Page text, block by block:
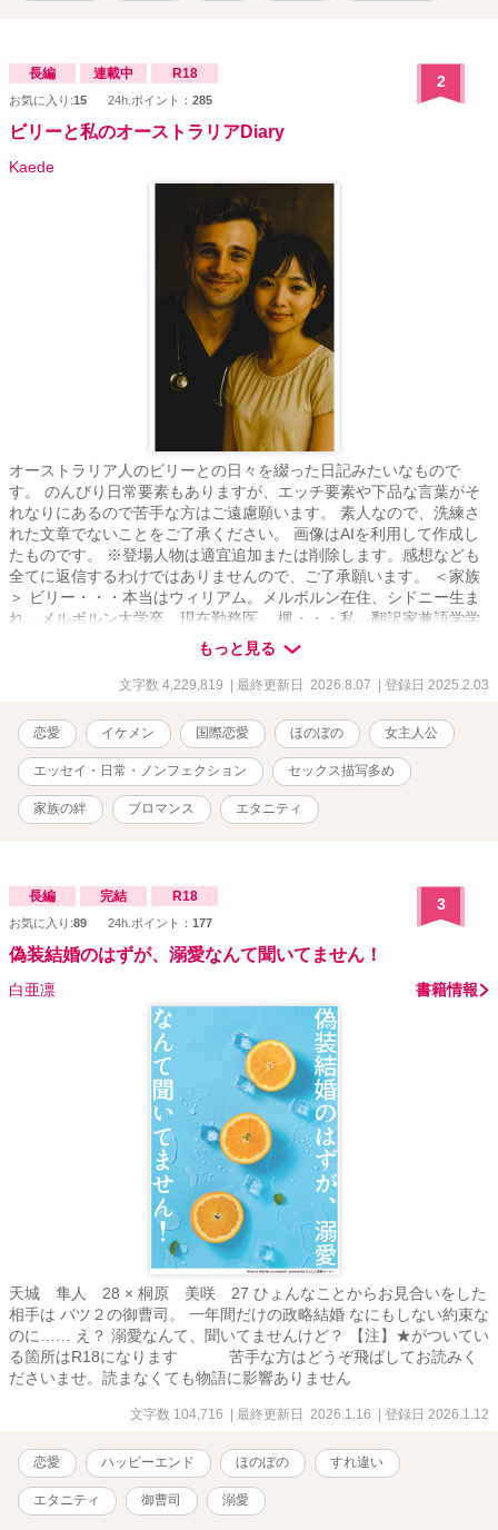
長編 連載中 R18
お気に入り:15 24h.ポイント： 285
2
ビリーと私のオーストラリアDiary
Kaede
オーストラリア人のビリーとの日々を綴った日記みたいなもので
す。 のんびり日常要素もありますが、エッチ要素や下品な言葉がそ
れなりにあるので苦手な方はご遠慮願います。 素人なので、洗練さ
れた文章でないことをご了承ください。 画像はAIを利用して作成し
たものです。 ※登場人物は適宜追加または削除します。感想なども
全てに返信するわけではありませんので、ご了承願います。 ＜家族
＞ ビリー・・・本当はウィリアム。メルボルン在住、シドニー生ま
れ。メルボルン大学卒、現在勤務医。 楓・・・私。翻訳家兼語学学
校の事務員。ビリーの家族とか知り合いは「カエ」って呼ぶ。 グウ
ェン・・・ビリーのお母さん。ブティック経営者。 メーガン・・・
ビリーの妹。教師。サーフィン大好き。ブリスベン在住。 ノエ
空エンジニア。 父と母・・・名前は「ジュン」と「ミカ」。横浜に
住んでいる。 ザンダー・・・ビリーの甥。 メイ・・・私とビリーの
娘。 ＜病院関係者＞ フレッド・・・コリンの後輩の整形外科医。私
のお友達。 コリン・・・整形外科医。私のお友達。 アダム・・・ビ
リーの同僚で大学時代からの大親友。今では私の親友みたいな人。
デニー・・・産婦人科医。テッドと交際しているお姉さんがいる。
ド・・・ビリーの上司。美しいバラ庭園を持っている。 ジェ
イ・・・ビリーの後輩。息子はマーティン。 フィン・・・ビリーと
ネイトの秘書。不整脈持ち。 ＜その他＞ ライル・・・翻訳エージェ
ントで仲の良いお友達。その後同僚になる。 クラリッサ・・・ライ
ルの彼女。ビリーが勤務する内科の看護師。 スティーブン・・・バ
イト先の同僚。同僚っていうよりいいお友達。 ジェイミー・・・バ
イト先の同僚。息子・ティモシーとリンっていうケータリング業を
しているパートナーがいる。 ケビン・・・バイト先の同僚。アメリ
カ人。 愛ちゃん・・・私が翻訳コースに通っていた時に知り合った
日本人の女の子。スティーブンと交際している。 美咲ちゃん・・・
ヨガのレッスンで知り合った日本人のお友達。旅行会社に勤務して
翻訳コース合格を目指している。 久美さん・・・ライルの会社の翻
訳パーティーで知り合った人。
もっと見る
文字数 4,229,819 | 最終更新日 2026.8.07 | 登録日 2025.2.03
恋愛 イケメン 国際恋愛 ほのぼの 女主人公
エッセイ・日常・ノンフェクション セックス描写多め
家族の絆 ブロマンス エタニティ
長編 完結 R18
お気に入り:89 24h.ポイント： 177
3
偽装結婚のはずが、溺愛なんて聞いてません！
白亜凛 書籍情報
天城 隼人 28 × 桐原 美咲 27 ひょんなことからお見合いをした
相手は バツ２の御曹司。 一年間だけの政略結婚 なにもしない約束な
のに…… え？ 溺愛なんて、聞いてませんけど？ 【注】★がついてい
る箇所はR18になります 苦手な方はどうぞ飛ばしてお読みく
ださいませ。読まなくても物語に影響ありません
文字数 104,716 | 最終更新日 2026.1.16 | 登録日 2026.1.12
恋愛 ハッピーエンド ほのぼの すれ違い
エタニティ 御曹司 溺愛